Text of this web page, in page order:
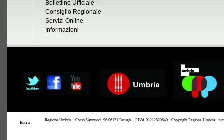
Bollettino Ufficiale
Consiglio Regionale
Servizi Online
Informazioni
Entra
Regione Umbria - Corso Vannucci, 96 06121 Perugia - P.IVA 01212820540 - Copyright Regione Umbria -